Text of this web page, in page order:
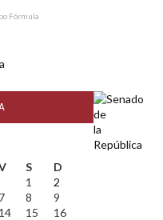
Fórmula
S
D
1
2
7 8
9
14 15
16